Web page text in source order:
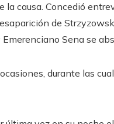
la causa. Concedió
de
Sena se
durante las